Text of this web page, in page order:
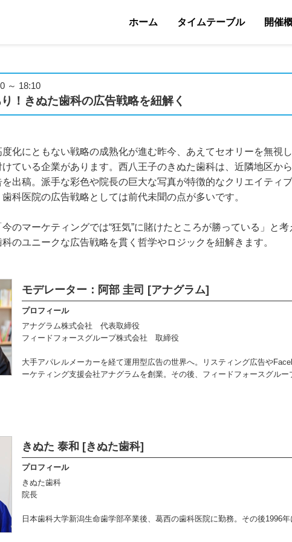
ホーム タイムテーブル 開催
～ 18:10
！きぬた歯科の広告戦略を紐解く
化にともない戦略の成熟化が進む昨今、あえてセオリーを無視
ている企業があります。西八王子のきぬた歯科は、近隣地区か
出稿。派手な彩色や院長の巨大な写真が特徴的なクリエイティ
科医院の広告戦略としては前代未聞の点が多いです。
のマーケティングでは“狂気”に賭けたところが勝っている」と
のユニークな広告戦略を貫く哲学やロジックを紐解きます。
モデレーター：阿部 圭司 [アナグラム]
プロフィール
アナグラム株式会社 代表取締役
フィードフォースグループ株式会社 取締役
大手アパレルメーカーを経て運用型広告の世界へ。リスティング広告や
ーケティング支援会社アナグラムを創業。その後、フィードフォースグルー
きぬた 泰和 [きぬた歯科]
プロフィール
きぬた歯科
院長
日本歯科大学新潟生命歯学部卒業後、葛西の歯科医院に勤務。その後1996